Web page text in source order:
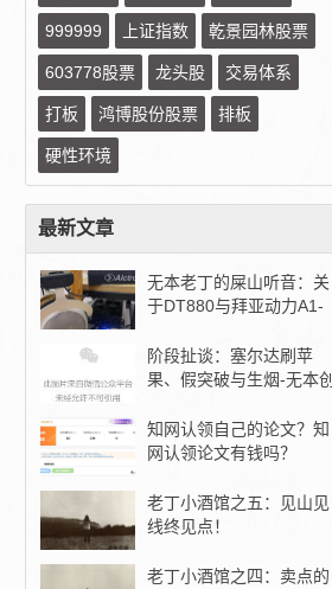
999999 上证指数 乾景园林股票
603778股票 龙头股 交易体系
打板 鸿博股份股票 排板
硬性环境
最新文章
无本老丁的屎山听音：关
于DT880与拜亚动力A1-
阶段扯谈：塞尔达刷苹
果、假突破与生烟-无本创
知网认领自己的论文？知
网认领论文有钱吗？
老丁小酒馆之五：见山见
线终见点！
老丁小酒馆之四：卖点的